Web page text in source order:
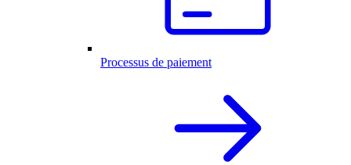
Processus de paiement